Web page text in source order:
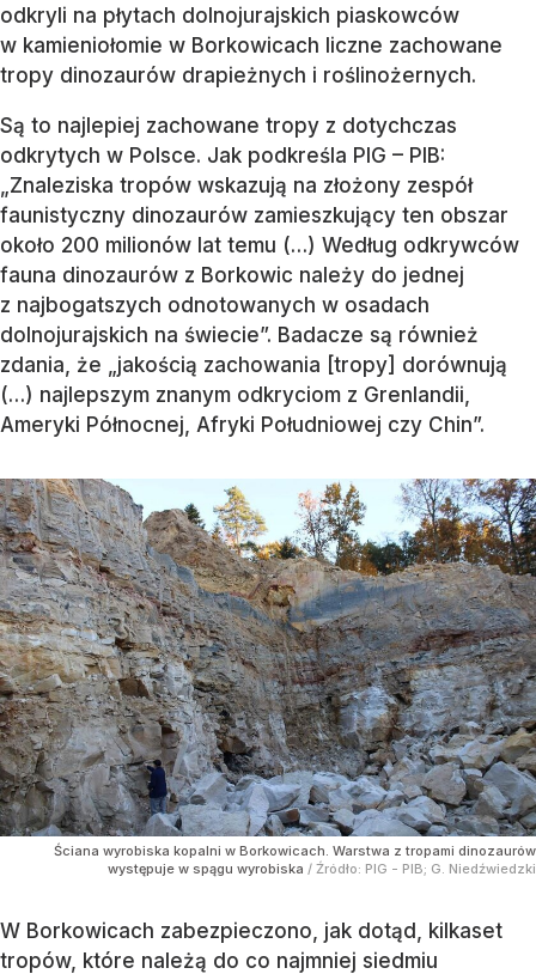
odkryli na płytach dolnojurajskich piaskowców
w kamieniołomie w Borkowicach liczne zachowane
tropy dinozaurów drapieżnych i roślinożernych.
Są to najlepiej zachowane tropy z dotychczas
odkrytych w Polsce. Jak podkreśla PIG – PIB:
„Znaleziska tropów wskazują na złożony zespół
faunistyczny dinozaurów zamieszkujący ten obszar
około 200 milionów lat temu (…) Według odkrywców
fauna dinozaurów z Borkowic należy do jednej
z najbogatszych odnotowanych w osadach
dolnojurajskich na świecie”. Badacze są również
zdania, że „jakością zachowania [tropy] dorównują
(…) najlepszym znanym odkryciom z Grenlandii,
Ameryki Północnej, Afryki Południowej czy Chin”.
Ściana wyrobiska kopalni w Borkowicach. Warstwa z tropami dinozaurów
występuje w spągu wyrobiska / Źródło: PIG - PIB; G. Niedźwiedzki
W Borkowicach zabezpieczono, jak dotąd, kilkaset
tropów, które należą do co najmniej siedmiu